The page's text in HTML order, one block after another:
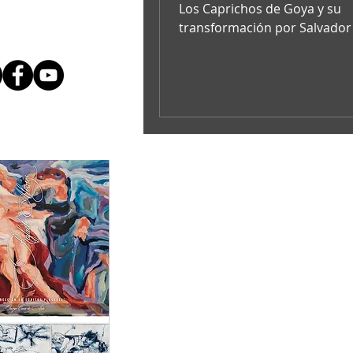
Salvador Dalí
Los Caprichos de Goya y su
transformación por